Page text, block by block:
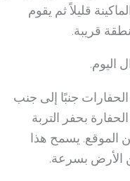
قليلاً ثم يقوم
قريبة.
اليوم.
الحفارات جنبًا إلى جنب
بحفر التربة
عن الموقع. يسمح هذا
الأرض بسرعة.